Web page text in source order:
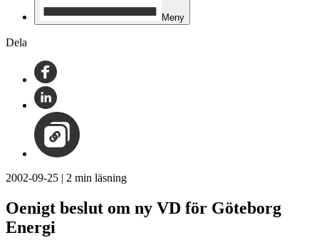
Meny
Dela
2002-09-25 | 2 min läsning
Oenigt beslut om ny VD för Göteborg
Energi